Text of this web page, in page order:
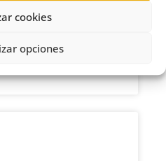
cookies
opciones